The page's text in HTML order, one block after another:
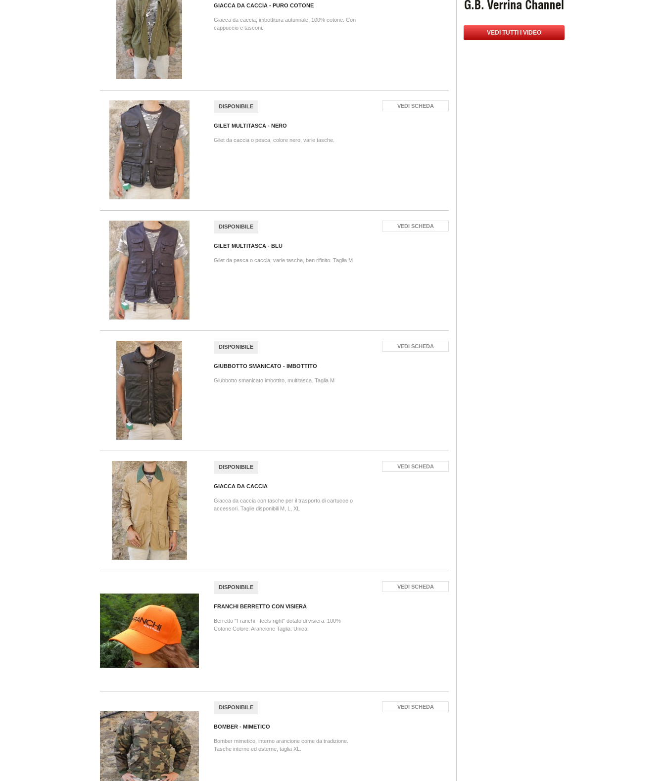
GIACCA DA CACCIA - PURO COTONE
Giacca da caccia, imbottitura autunnale, 100% cotone. Con
cappuccio e tasconi.
DISPONIBILE
GILET MULTITASCA - NERO
Gilet da caccia o pesca, colore nero, varie tasche.
VEDI SCHEDA
DISPONIBILE
GILET MULTITASCA - BLU
Gilet da pesca o caccia, varie tasche, ben rifinito. Taglia M
VEDI SCHEDA
DISPONIBILE
GIUBBOTTO SMANICATO - IMBOTTITO
Giubbotto smanicato imbottito, multitasca. Taglia M
VEDI SCHEDA
DISPONIBILE
GIACCA DA CACCIA
Giacca da caccia con tasche per il trasporto di cartucce o
accessori. Taglie disponibili M, L, XL
VEDI SCHEDA
DISPONIBILE
FRANCHI BERRETTO CON VISIERA
Berretto "Franchi - feels right" dotato di visiera. 100%
Cotone Colore: Arancione Taglia: Unica
VEDI SCHEDA
DISPONIBILE
BOMBER - MIMETICO
Bomber mimetico, interno arancione come da tradizione.
Tasche interne ed esterne, taglia XL.
VEDI SCHEDA
VEDI TUTTI I VIDEO